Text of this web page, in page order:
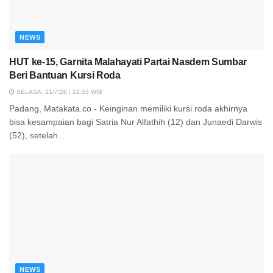
NEWS
HUT ke-15, Garnita Malahayati Partai Nasdem Sumbar
Beri Bantuan Kursi Roda
SELASA, 21/7/26 | 21:53 WIB
Padang, Matakata.co - Keinginan memiliki kursi roda akhirnya
bisa kesampaian bagi Satria Nur Alfathih (12) dan Junaedi Darwis
(52), setelah...
NEWS